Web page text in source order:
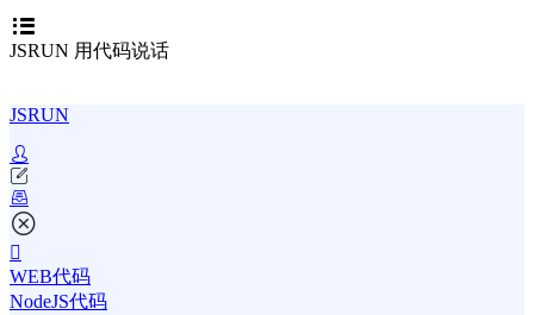
JSRUN 用代码说话
JSRUN
WEB代码
NodeJS代码